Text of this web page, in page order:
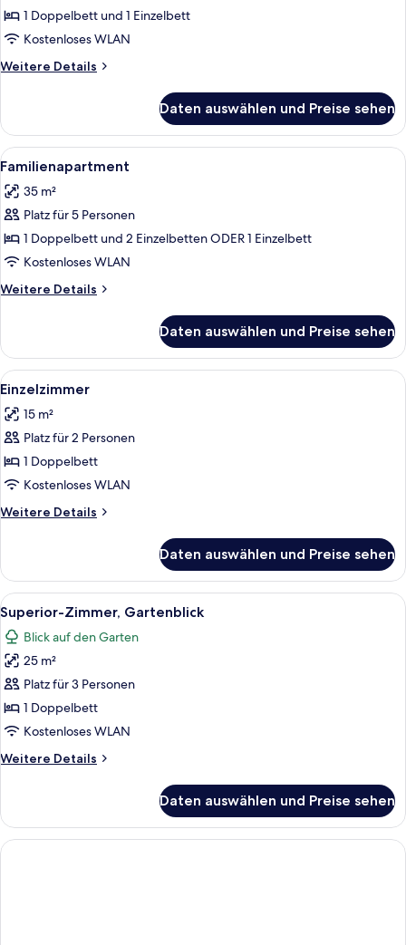
anzeigen
1 Doppelbett und 1 Einzelbett
Kostenloses WLAN
Weitere Details
Weitere
Daten auswählen und Preise sehen
Alle
Fotos
für
Familienapartment
anzeigen
Ein Hotelzimmer mit Bett, Sessel,
8
Familienapartment
35 m²
Platz für 5 Personen
1 Doppelbett und 2 Einzelbetten ODER 1 Einzelbett
Kostenloses WLAN
Weitere Details
Weitere
Daten auswählen und Preise sehen
Alle
Fotos
für
Einzelzimmer
anzeigen
Ein ordentlich bezogenes Bett mit
2
Einzelzimmer
15 m²
Platz für 2 Personen
1 Doppelbett
Kostenloses WLAN
Weitere Details
Weitere
Daten auswählen und Preise sehen
Alle
Fotos
für
Superior-
Zimmer,
Gartenblick
anzeigen
Ein Schlafzimmer mit einem Bett,
1
Superior-Zimmer, Gartenblick
Blick auf den Garten
25 m²
Platz für 3 Personen
1 Doppelbett
Kostenloses WLAN
Weitere Details
Weitere
Zimmer,
Gartenblick
Daten auswählen und Preise sehen